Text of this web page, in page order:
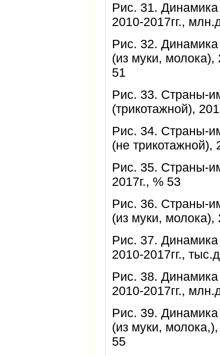
Рис. 31. Динамика
2010-2017гг.,
Рис. 32. Динамика
(из муки, молока),
51
Рис. 33. Страны-
(трикотажной),
Рис. 34. Страны-
(не трикотажной),
Рис. 35. Страны-
2017г., % 53
Рис. 36. Страны-
(из муки, молока),
Рис. 37.
2010-2017гг.,
Рис. 38. Динамика
2010-2017гг.,
Рис. 39. Динамика
(из муки,
55